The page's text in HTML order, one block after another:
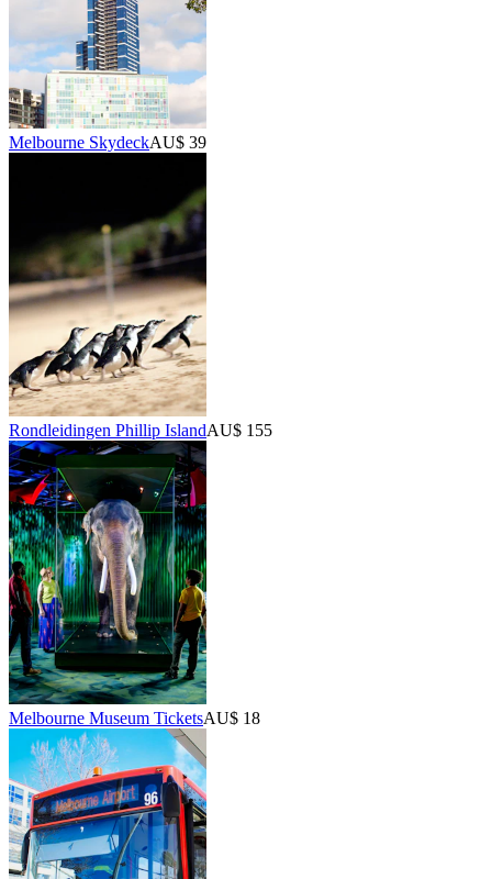
Melbourne SkydeckAU$ 39
Rondleidingen Phillip IslandAU$ 155
Melbourne Museum TicketsAU$ 18